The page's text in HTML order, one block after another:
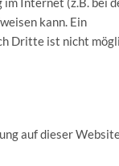
kann. Ein
Dritte ist nicht
auf dieser